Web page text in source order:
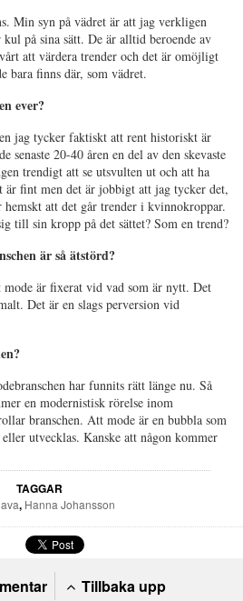
Min syn på vädret är att jag verkligen
på sina sätt. De är alltid beroende av
att värdera trender och det är omöjligt
bara finns där, som vädret.
ever?
jag tycker faktiskt att rent historiskt är
senaste 20-40 åren en del av den skevaste
trendigt att se utsvulten ut och att ha
är fint men det är jobbigt att jag tycker det,
att det går trender i kvinnokroppar.
till sin kropp på det sättet? Som en trend?
är så ätstörd?
är fixerat vid vad som är nytt. Det
Det är en slags perversion vid
har funnits rätt länge nu. Så
en modernistisk rörelse inom
branschen. Att mode är en bubbla som
utvecklas. Kanske att någon kommer
TAGGAR
, Hanna Johansson
Tillbaka upp